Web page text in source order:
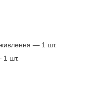
— 1 шт.
1 шт.